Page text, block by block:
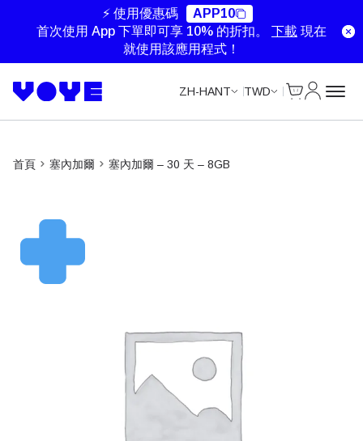
⚡ 使用優惠碼
APP10
首次使用 App 下單即可享 10% 的折扣。 下載 現在
就使用該應用程式！
ZH-HANT TWD
首頁 塞內加爾 塞內加爾 – 30 天 – 8GB